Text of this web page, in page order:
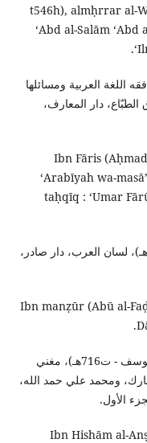
t546h), almḥrrar al-
ʻAbd al-Salām
في فقه اللغة العربية ومسائلها
دار المعارف،
Ibn Fāris
ʻArabīyah wa-
taḥqīq : ʻUmar
منظور (أبو الفضل جمال الدين - ت711هـ)، لسان العرب، دار صادر،
Ibn manẓūr (Abū al-
ابن هشام الأنصاري (أبو محمد عبد الله بن يوسف - ت716هـ)، مغني
ومحمد علي حمد الله،
Ibn Hishām al-